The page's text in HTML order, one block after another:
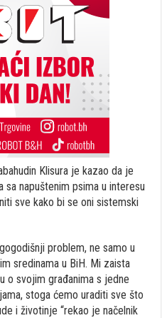
Klisura je kazao da je
sa napuštenim psima u interesu
sve kako bi se oni sistemski
problem, ne samo u
sredinama u BiH. Mi zaista
o svojim građanima s jedne
stoga ćemo uraditi sve što
i životinje “rekao je načelnik